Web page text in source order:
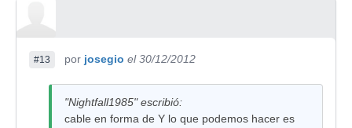
#13 por josegio el 30/12/2012
"Nightfall1985" escribió:
cable en forma de Y lo que podemos hacer es